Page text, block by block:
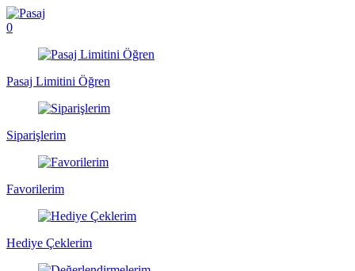
0
Pasaj Limitini Öğren
Siparişlerim
Favorilerim
Hediye Çeklerim